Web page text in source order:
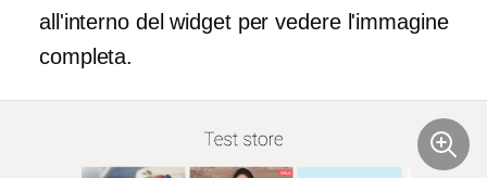
all'interno del widget per vedere l'immagine
completa.